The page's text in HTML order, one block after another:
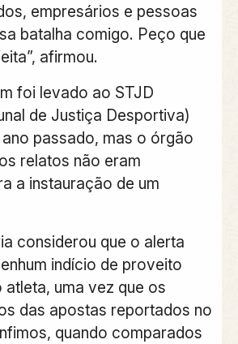
empresários e pessoas
batalha comigo. Peço que
afirmou.
foi levado ao STJD
de Justiça Desportiva)
passado, mas o órgão
relatos não eram
a instauração de um
considerou que o alerta
indício de proveito
uma vez que os
das apostas reportados no
quando comparados